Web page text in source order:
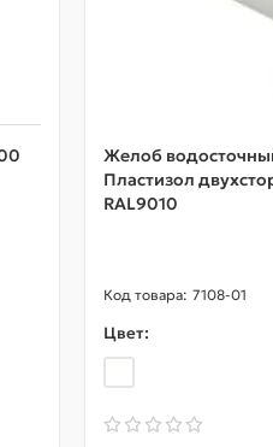
Желоб
Пластизол
RAL9010
7108-01
Цвет: